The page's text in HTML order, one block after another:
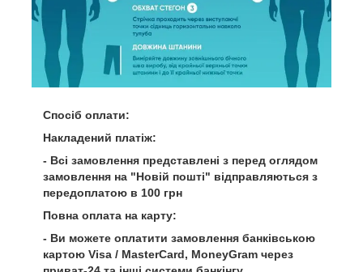
Спосіб оплати:
Накладений платіж:
- Всі замовлення представлені з перед оглядом
замовлення на "Новій пошті" відправляються з
передоплатою в 100 грн
Повна оплата на карту:
- Ви можете оплатити замовлення банківською
картою Visa / MasterCard, MoneyGram через